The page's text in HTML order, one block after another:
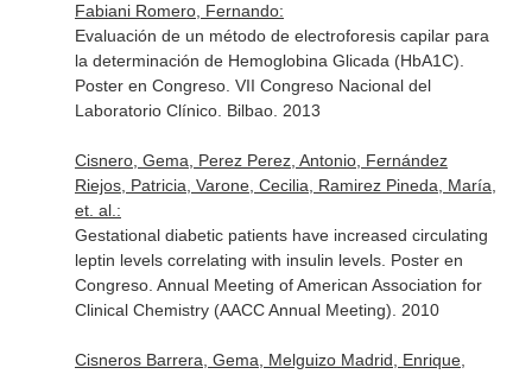
Fabiani Romero, Fernando:
Evaluación de un método de electroforesis capilar para
la determinación de Hemoglobina Glicada (HbA1C).
Poster en Congreso. VII Congreso Nacional del
Laboratorio Clínico. Bilbao. 2013
Cisnero, Gema, Perez Perez, Antonio, Fernández
Riejos, Patricia, Varone, Cecilia, Ramirez Pineda, María,
et. al.:
Gestational diabetic patients have increased circulating
leptin levels correlating with insulin levels. Poster en
Congreso. Annual Meeting of American Association for
Clinical Chemistry (AACC Annual Meeting). 2010
Cisneros Barrera, Gema, Melguizo Madrid, Enrique,